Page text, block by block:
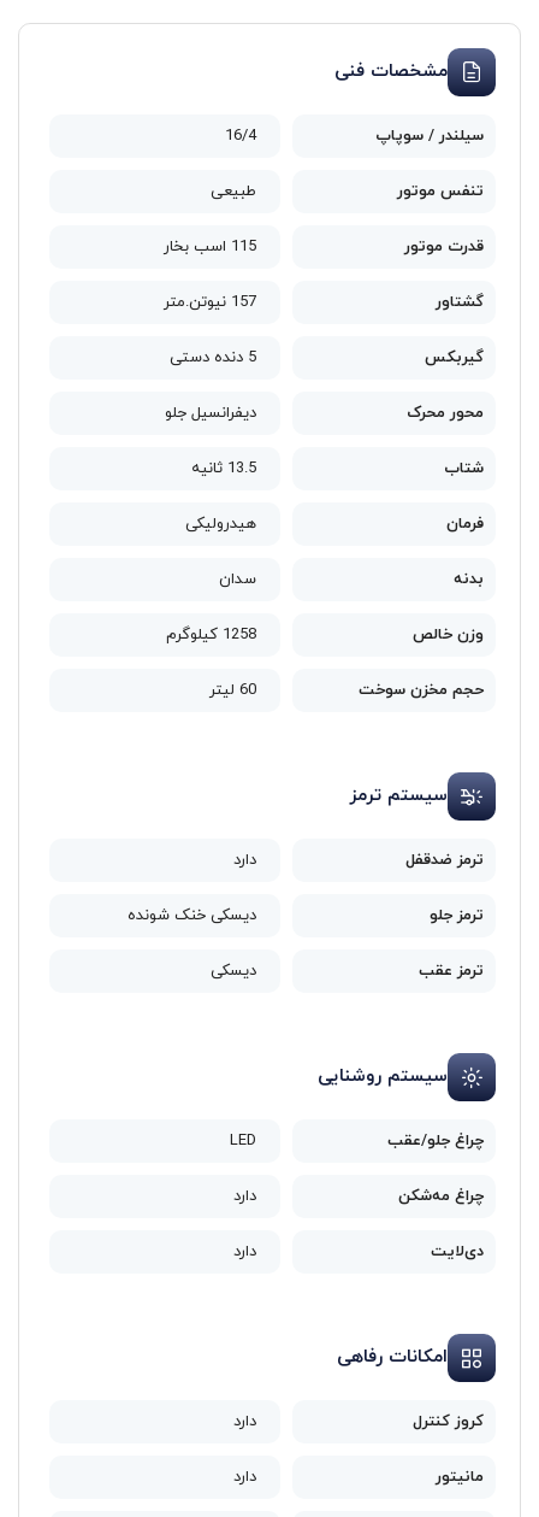
مشخصات فنی
سیلندر / سوپاپ 16/4
تنفس موتور طبیعی
قدرت موتور 115 اسب بخار
گشتاور 157 نیوتن.متر
گیربکس 5 دنده دستی
محور محرک دیفرانسیل جلو
شتاب 13.5 ثانیه
فرمان هیدرولیکی
بدنه سدان
وزن خالص 1258 کیلوگرم
حجم مخزن سوخت 60 لیتر
سیستم ترمز
ترمز ضدقفل دارد
ترمز جلو دیسکی خنک شونده
ترمز عقب دیسکی
سیستم روشنایی
چراغ جلو/عقب LED
چراغ مه‌شکن دارد
دی‌لایت دارد
امکانات رفاهی
کروز کنترل دارد
مانیتور دارد